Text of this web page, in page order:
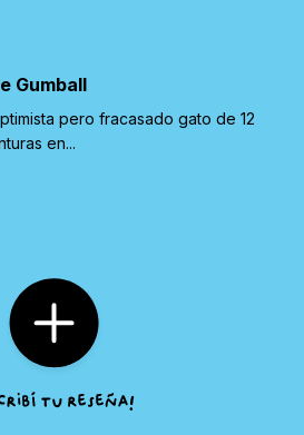
Gumball
pero fracasado gato de 12
en...